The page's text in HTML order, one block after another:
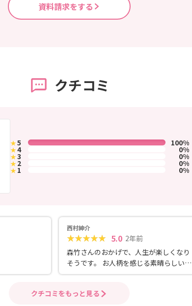
資料請求をする
クチコミ
★5 100%
★4 0%
★3 0%
★2 0%
★1 0%
西村紳介
5.0 2年前
森竹さんのおかげで、人生が楽しくなり
そうです。 お人柄を感じる素晴らしい対
応の仕方で満足しています。 これからの
ご相談させていただいて、さらに人生を
クチコミをもっと見る